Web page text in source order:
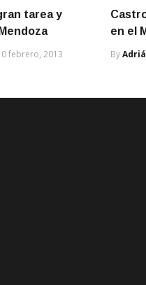
tarea y
febrero, 2013
en el
By